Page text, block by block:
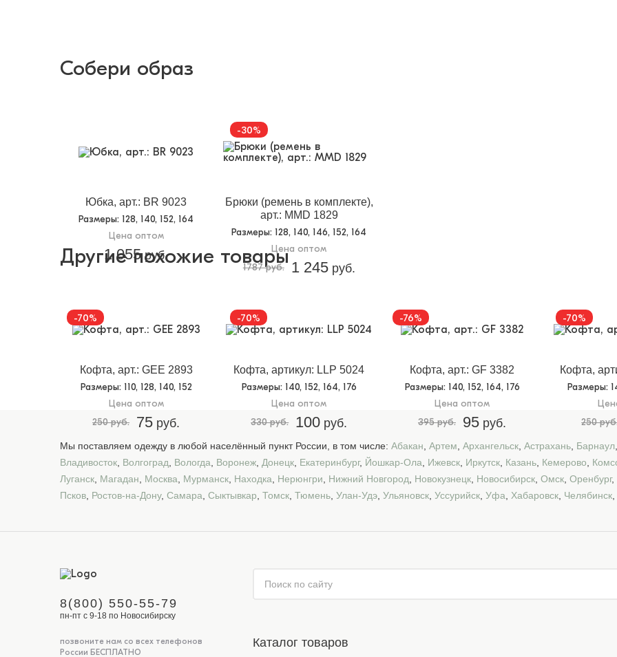
Собери образ
Юбка, арт.: BR 9023
Размеры: 128, 140, 152, 164
Цена оптом
1 055руб.
-30%
Брюки (ремень в комплекте),
арт.: MMD 1829
Размеры: 128, 140, 146, 152, 164
Цена оптом
1787 руб.
1 245руб.
Другие похожие товары
-70%
Кофта, арт.: GEE 2893
Размеры: 110, 128, 140, 152
Цена оптом
250 руб.
75 руб.
-70%
Кофта, артикул: LLP 5024
Размеры: 140, 152, 164, 176
Цена оптом
330 руб.
100 руб.
-76%
Кофта, арт.: GF 3382
Размеры: 140, 152, 164, 176
Цена оптом
395 руб.
95 руб.
-70%
Кофта,
Размеры:
250
Мы поставляем одежду в любой населённый пункт России, в том числе: Абакан Артем Архангельск Астрахань Барнаул
Владивосток Волгоград Вологда Воронеж Донецк Екатеринбург, Йошкар-Ола Ижевск Иркутск Казань Кемерово
Луганск Магадан Москва Мурманск Находка Нерюнгри Нижний Новгород Новокузнецк Новосибирск Омск Оренбург,
Псков Ростов-на-Дону, Самара Сыктывкар Томск Тюмень Улан-Удэ Ульяновск Уссурийск Уфа Хабаровск Челябинск
8(800) 550-55-79
пн-пт с 9-18 по Новосибирску
позвоните нам со всех телефонов
России БЕСПЛАТНО
Каталог товаров